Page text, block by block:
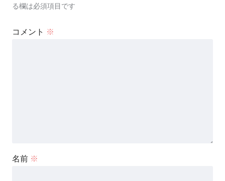
る欄は必須項目です
コメント ※
名前 ※